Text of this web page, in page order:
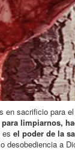
en sacrificio para
limpiarnos,
es el poder de la
desobediencia a